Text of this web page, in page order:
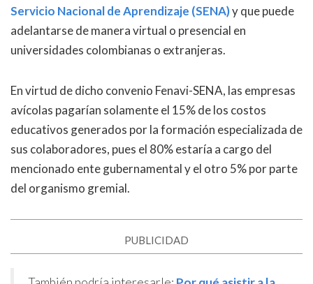
Servicio Nacional de Aprendizaje (SENA)y que puede
adelantarse de manera virtual o presencial en
universidades colombianas o extranjeras.
En virtud de dicho convenio Fenavi-SENA, las empresas
avícolas pagarían solamente el 15% de los costos
educativos generados por la formación especializada de
sus colaboradores, pues el 80% estaría a cargo del
mencionado ente gubernamental y el otro 5% por parte
del organismo gremial.
PUBLICIDAD